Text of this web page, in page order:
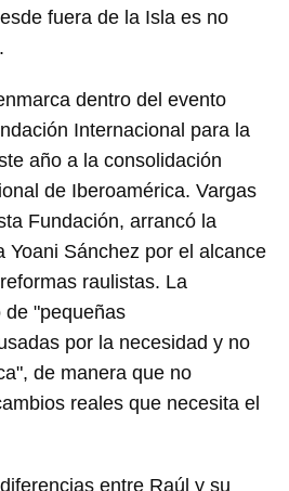
fuera de la Isla es no
dentro del evento
Internacional para la
año a la consolidación
de Iberoamérica. Vargas
Fundación, arrancó la
Yoani Sánchez por el alcance
raulistas. La
de "pequeñas
por la necesidad y no
de manera que no
reales que necesita el
entre Raúl y su